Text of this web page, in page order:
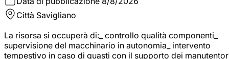
Città Savigliano
La risorsa si occuperà di:_ controllo qualità componenti_
supervisione del macchinario in autonomia_ intervento
tempestivo in caso di guasti con il supporto dei